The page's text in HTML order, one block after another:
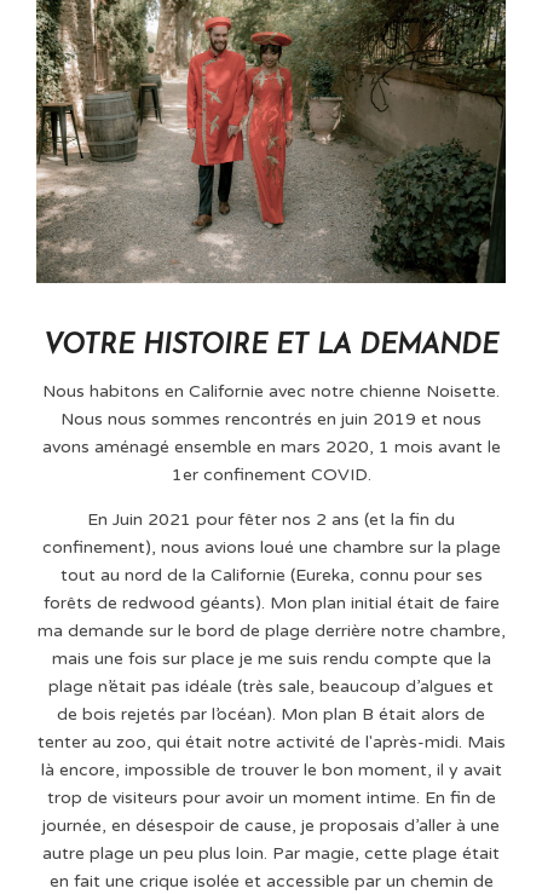
VOTRE HISTOIRE ET LA DEMANDE
Nous habitons en Californie avec notre chienne Noisette.
Nous nous sommes rencontrés en juin 2019 et nous
avons aménagé ensemble en mars 2020, 1 mois avant le
1er confinement COVID.
En Juin 2021 pour fêter nos 2 ans (et la fin du
confinement), nous avions loué une chambre sur la plage
tout au nord de la Californie (Eureka, connu pour ses
forêts de redwood géants). Mon plan initial était de faire
ma demande sur le bord de plage derrière notre chambre,
mais une fois sur place je me suis rendu compte que la
plage n’était pas idéale (très sale, beaucoup d’algues et
de bois rejetés par l’océan). Mon plan B était alors de
tenter au zoo, qui était notre activité de l'après-midi. Mais
là encore, impossible de trouver le bon moment, il y avait
trop de visiteurs pour avoir un moment intime. En fin de
journée, en désespoir de cause, je proposais d’aller à une
autre plage un peu plus loin. Par magie, cette plage était
en fait une crique isolée et accessible par un chemin de